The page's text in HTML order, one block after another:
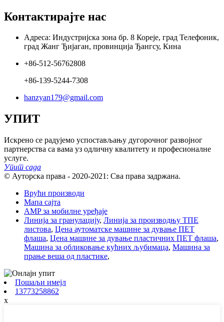
Контактирајте нас
Адреса: Индустријска зона бр. 8 Кореје, град Телефоник,
град Жанг Ђијаган, провинција Ђангсу, Кина
+86-512-56762808
+86-139-5244-7308
hanzyan179@gmail.com
УПИТ
Искрено се радујемо успостављању дугорочног развојног
партнерства са вама уз одличну квалитету и професионалне
услуге.
Упит сада
© Ауторска права - 2020-2021: Сва права задржана.
Врући производи
Мапа сајта
AMP за мобилне уређаје
Линија за гранулацију, Линија за производњу ТПЕ
листова, Цена аутоматске машине за дување ПЕТ
флаша, Цена машине за дување пластичних ПЕТ флаша,
Машина за обликовање кућних љубимаца, Машина за
прање веша од пластике,
Пошаљи имејл
13773258862
x